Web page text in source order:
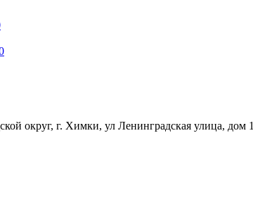
округ, г. Химки, ул Ленинградская улица, дом 1